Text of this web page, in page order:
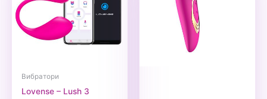
Вибратори
Lovense – Lush 3